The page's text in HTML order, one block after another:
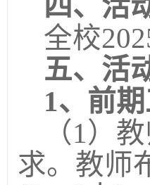
四、活
全校
五、活
1、前
（1）
求。教师